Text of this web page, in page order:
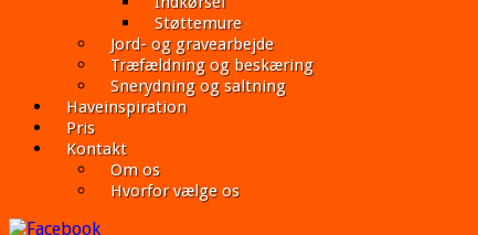
Støttemure
Jord- og gravearbejde
Træfældning og beskæring
Snerydning og saltning
Haveinspiration
Pris
Kontakt
Om os
Hvorfor vælge os